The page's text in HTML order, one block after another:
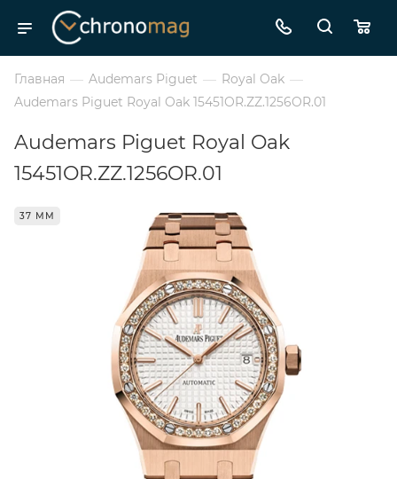
Главная — Audemars Piguet — Royal Oak —
Audemars Piguet Royal Oak 15451OR.ZZ.1256OR.01
Audemars Piguet Royal Oak
15451OR.ZZ.1256OR.01
37 ММ